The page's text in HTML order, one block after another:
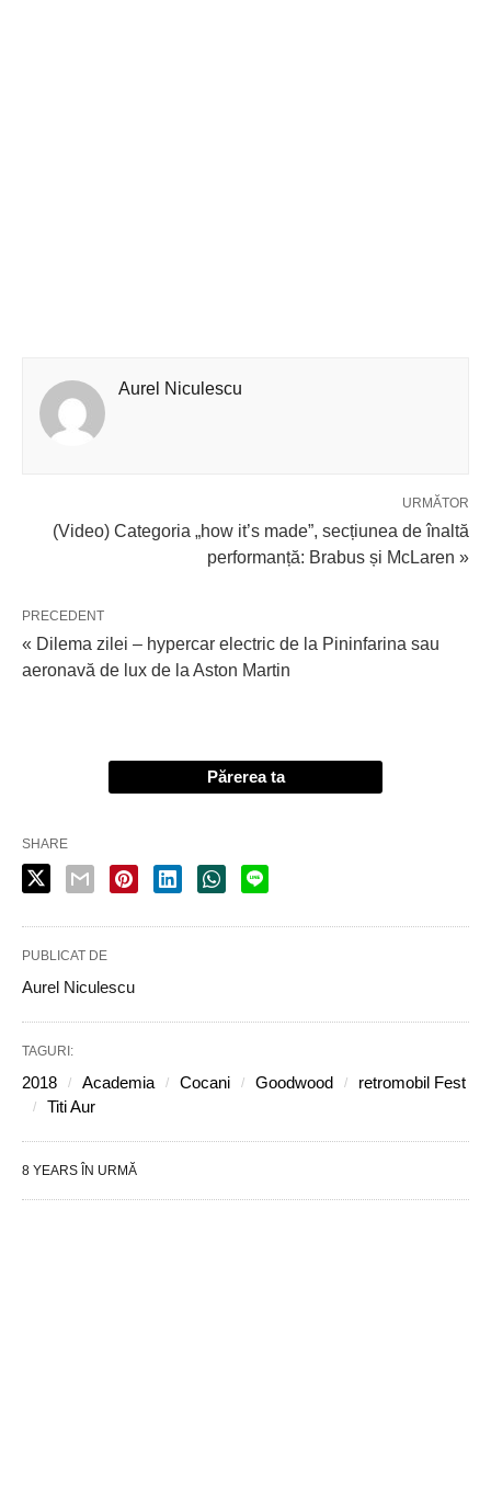
Aurel Niculescu
URMĂTOR
(Video) Categoria „how it’s made”, secțiunea de înaltă
performanță: Brabus și McLaren »
PRECEDENT
« Dilema zilei – hypercar electric de la Pininfarina sau
aeronavă de lux de la Aston Martin
Părerea ta
SHARE
PUBLICAT DE
Aurel Niculescu
TAGURI:
2018 Academia Cocani Goodwood
retromobil Fest
Titi Aur
8 YEARS ÎN URMĂ